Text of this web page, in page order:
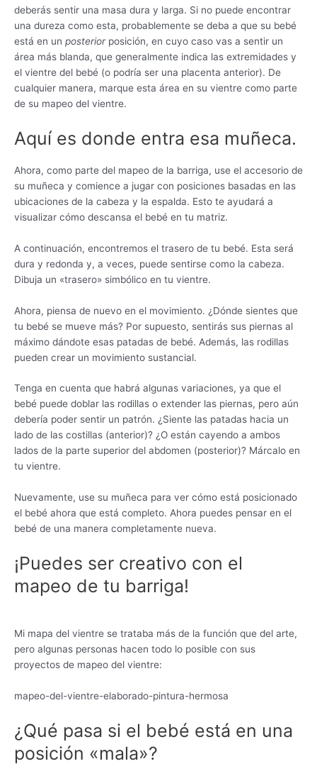
deberás sentir una masa dura y larga. Si no puede encontrar
una dureza como esta, probablemente se deba a que su bebé
está en un posteriorposición, en cuyo caso vas a sentir un
área más blanda, que generalmente indica las extremidades y
el vientre del bebé (o podría ser una placenta anterior). De
cualquier manera, marque esta área en su vientre como parte
de su mapeo del vientre.
Aquí es donde entra esa muñeca.
Ahora, como parte del mapeo de la barriga, use el accesorio de
su muñeca y comience a jugar con posiciones basadas en las
ubicaciones de la cabeza y la espalda. Esto te ayudará a
visualizar cómo descansa el bebé en tu matriz.
A continuación, encontremos el trasero de tu bebé. Esta será
dura y redonda y, a veces, puede sentirse como la cabeza.
Dibuja un «trasero» simbólico en tu vientre.
Ahora, piensa de nuevo en el movimiento. ¿Dónde sientes que
tu bebé se mueve más? Por supuesto, sentirás sus piernas al
máximo dándote esas patadas de bebé. Además, las rodillas
pueden crear un movimiento sustancial.
Tenga en cuenta que habrá algunas variaciones, ya que el
bebé puede doblar las rodillas o extender las piernas, pero aún
debería poder sentir un patrón. ¿Siente las patadas hacia un
lado de las costillas (anterior)? ¿O están cayendo a ambos
lados de la parte superior del abdomen (posterior)? Márcalo en
tu vientre.
Nuevamente, use su muñeca para ver cómo está posicionado
el bebé ahora que está completo. Ahora puedes pensar en el
bebé de una manera completamente nueva.
¡Puedes ser creativo con el
mapeo de tu barriga!
Mi mapa del vientre se trataba más de la función que del arte,
pero algunas personas hacen todo lo posible con sus
proyectos de mapeo del vientre:
mapeo-del-vientre-elaborado-pintura-hermosa
¿Qué pasa si el bebé está en una
posición «mala»?